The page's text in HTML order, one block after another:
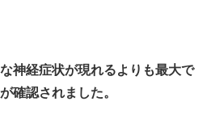
神経症状が現れるよりも最大で
確認されました。